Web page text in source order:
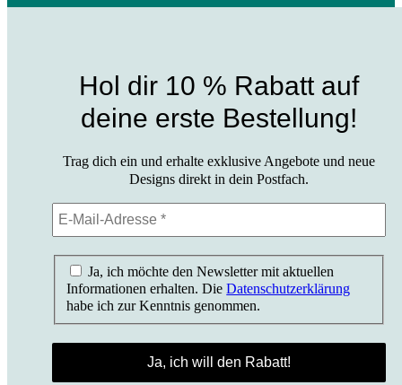
Hol dir 10 % Rabatt auf
deine erste Bestellung!
Trag dich ein und erhalte exklusive Angebote und neue
Designs direkt in dein Postfach.
Ja, ich möchte den Newsletter mit aktuellen
Informationen erhalten. DieDatenschutzerklärung
habe ich zur Kenntnis genommen.